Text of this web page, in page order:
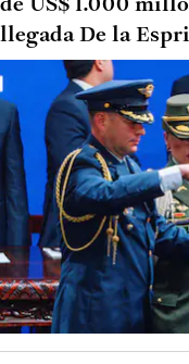
de US$ 1.000
llegada De la